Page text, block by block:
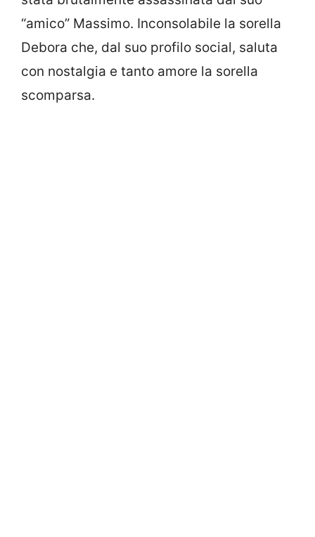
“amico” Massimo. Inconsolabile la sorella
Debora che, dal suo profilo social, saluta
con nostalgia e tanto amore la sorella
scomparsa.